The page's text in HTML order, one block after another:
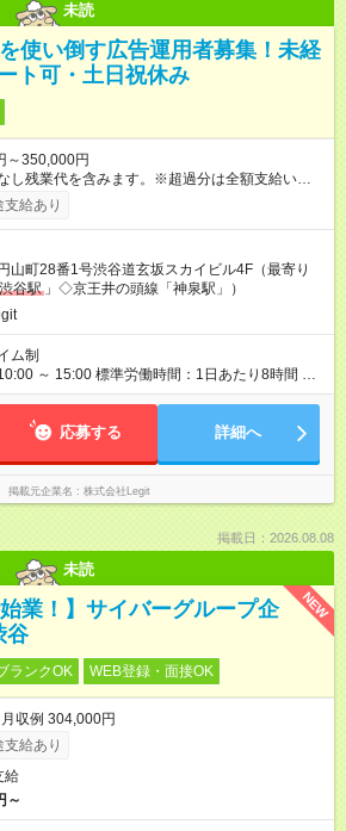
未読
使い倒す広告運用者募集！未経
ト可・土日祝休み
～350,000円
し残業代を含みます。※超過分は全額支給いたし
業代 58,594円 以上／月 みなし残業時間 30時間
時！頑張り次第で毎月お給料UPも！ AI×マーケの
り 試用期間の長さ：6ヶ月 ※ 雇用形態と給与
異なる部分があります。 雇用形態：中途採用
与：本採用時と同じです。
給あり
山町28番1号渋谷道玄坂スカイビル4F（最寄り
渋谷駅 」◇京王井の頭線「神泉駅」）
ム制
～ 15:00 標準労働時間：1日あたり8時間 標
日あたり8時間 ※コアタイム／10:00～15:00
応募する 詳細へ
掲載元企業名 株式会社Legit
掲載日：2026.08.08
未読
NEW
業！】サイバーグループ企
谷
ランクOK WEB登録・面接OK
収例 304,000円
給あり
給
～